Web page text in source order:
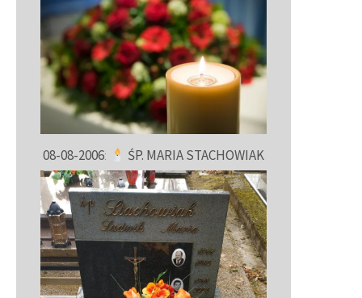
08-08-2006: ŚP. MARIA STACHOWIAK